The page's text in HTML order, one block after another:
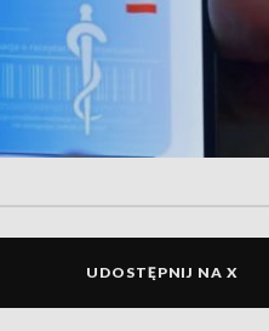
UDOSTĘPNIJ NA X